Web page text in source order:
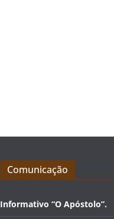
Comunicação
Informativo “O Apóstolo”.